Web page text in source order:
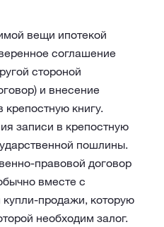
вещи ипотекой
соглашение
стороной
и внесение
книгу.
записи в крепостную
пошлины.
правовой договор
вместе с
продажи, которую
необходим залог.